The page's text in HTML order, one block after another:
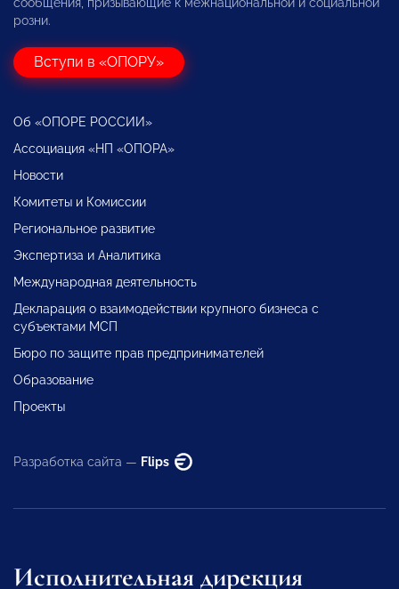
розни.
Вступи в «ОПОРУ»
Об «ОПОРЕ РОССИИ»
Ассоциация «НП «ОПОРА»
Новости
Комитеты и Комиссии
Региональное развитие
Экспертиза и Аналитика
Международная деятельность
Декларация о взаимодействии крупного бизнеса с
субъектами МСП
Бюро по защите прав предпринимателей
Образование
Проекты
Разработка сайта — Flips
Исполнительная дирекция